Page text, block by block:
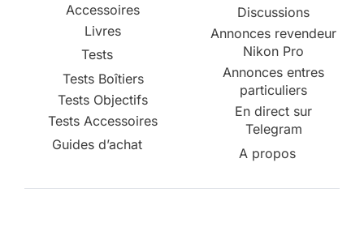
Accessoires
Livres
Tests
Tests Boîtiers
Tests Objectifs
Tests Accessoires
Guides d’achat
Discussions
Annonces revendeur
Nikon Pro
Annonces entres
particuliers
En direct sur
Telegram
A propos